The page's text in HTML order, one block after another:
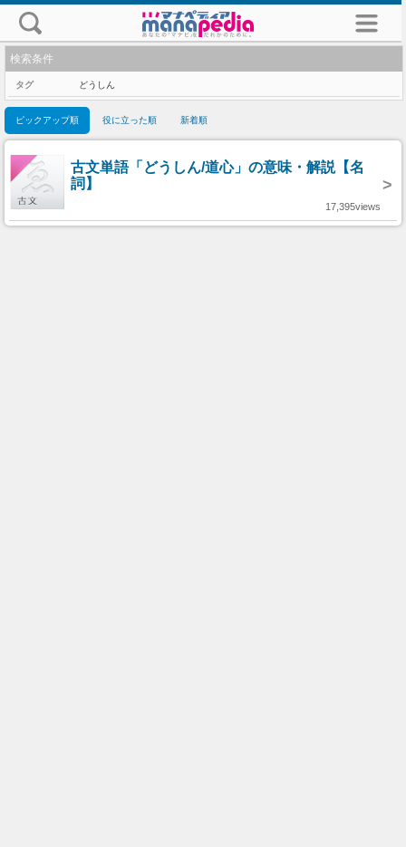
検索条件
タグ どうしん
ピックアップ順 役に立った順 新着順
古文単語「どうしん/道心」の意味・解説【名
詞】
>
17,395views